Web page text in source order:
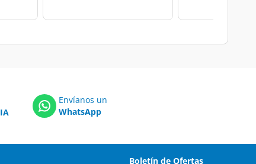
Envíanos un
WhatsApp
Boletín de Ofertas